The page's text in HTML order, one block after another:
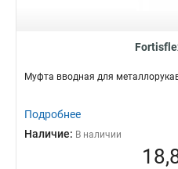
Муфта вводная для
Подробнее
Наличие: В наличии